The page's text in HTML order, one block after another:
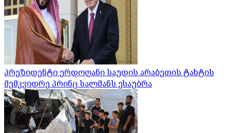
პრეზიდენტი ერდოღანი საუდის არაბეთის ტახტის
მემკვიდრე პრინც სალმანს ესაუბრა